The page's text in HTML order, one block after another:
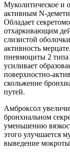
Муколитическое и
активным N-
Обладает
отхаркивающим
слизистой
активность
пневмоциты 2 типа
усиливает
поверхностно-
скольжение
путей.
Амброксол
бронхиальном
уменьшению
этого улучшается
выведение